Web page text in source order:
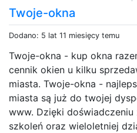
Twoje-okna
Dodano: 5 lat 11 miesięcy temu
Twoje-okna - kup okna
cennik okien u kilku
miasta. Twoje-okna -
miasta są już do twojej
www. Dzięki
szkoleń oraz wieloletniej